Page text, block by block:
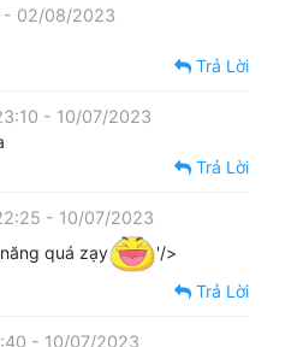
- 02/08/2023
Trả Lời
- 10/07/2023
Trả Lời
- 10/07/2023
quá zạy
'/>
Trả Lời
- 10/07/2023